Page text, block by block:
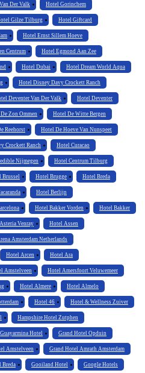
Der Valk Hotel Gorinchem
Gilze Tilburg Hotel Giftcard
Hotel Ernst Sillem Hoeve
Centrum Hotel Egmond Aan Zee
Hotel Dubai Hotel Dream World Aqua
Hotel Disney Davy Crockett Ranch
Deventer Van Der Valk Hotel Deventer
Zon Ommen Hotel De Witte Bergen
Reehorst Hotel De Hoeve Van Nunspeet
Crockett Ranch Hotel Curacao
Nijmegen Hotel Centrum Tilburg
Brussel Hotel Brugge Hotel Breda
Hotel Berlijn
Hotel Bakker Vorden Hotel Bakker
Venray Hotel Assen
Amsterdam Netherlands
Hotel Arcen Hotel Ara
Amstelveen Hotel Amersfoort Veluwemeer
Hotel Almere Hotel Almelo
Hotel 46 Hotel & Wellness Zuiver
Hampshire Hotel Zutphen
Guayarmina Hotel Grand Hotel Opduin
Amstelveen Grand Hotel Amrath Amsterdam
Breda Gooiland Hotel Google Hotels